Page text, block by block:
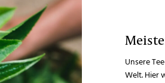
Unsere
Welt. Hier